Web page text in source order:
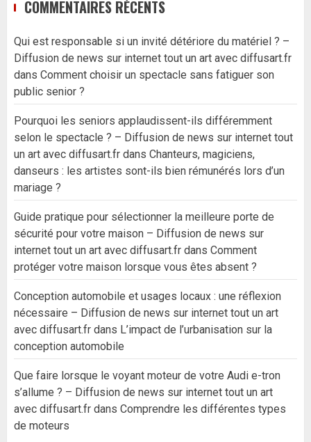
COMMENTAIRES RÉCENTS
Qui est responsable si un invité détériore du matériel ? –
Diffusion de news sur internet tout un art avec diffusart.fr
dans Comment choisir un spectacle sans fatiguer son
public senior ?
Pourquoi les seniors applaudissent-ils différemment
selon le spectacle ? – Diffusion de news sur internet tout
un art avec diffusart.fr dans Chanteurs, magiciens,
danseurs : les artistes sont-ils bien rémunérés lors d’un
mariage ?
Guide pratique pour sélectionner la meilleure porte de
sécurité pour votre maison – Diffusion de news sur
internet tout un art avec diffusart.fr dans Comment
protéger votre maison lorsque vous êtes absent ?
Conception automobile et usages locaux : une réflexion
nécessaire – Diffusion de news sur internet tout un art
avec diffusart.fr dans L’impact de l’urbanisation sur la
conception automobile
Que faire lorsque le voyant moteur de votre Audi e-tron
s’allume ? – Diffusion de news sur internet tout un art
avec diffusart.fr dans Comprendre les différentes types
de moteurs